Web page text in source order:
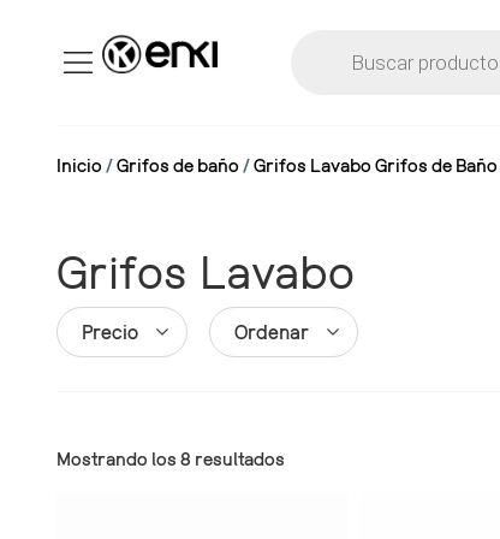
Inicio /Grifos de baño /Grifos Lavabo Grifos de Baño
Grifos Lavabo
Precio Ordenar
Mostrando los 8 resultados